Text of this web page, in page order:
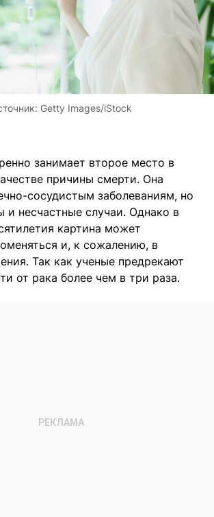
Getty Images/iStock
занимает второе место в
причины смерти. Она
сосудистым заболеваниям, но
и несчастные случаи. Однако в
картина может
и, к сожалению, в
Так как ученые предрекают
от рака более чем в три раза.